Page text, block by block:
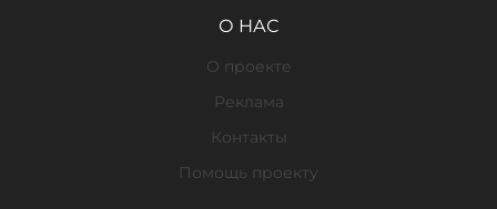
О НАС
О проекте
Реклама
Контакты
Помощь проекту